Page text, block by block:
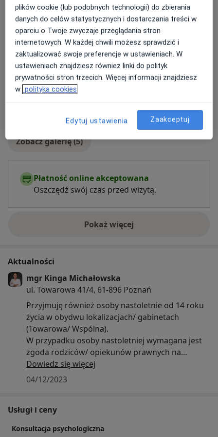
Rodzaje konsultacji
StacjonarneZobacz lokalizacje (2)
Konsultacje onlineZobacz kalendarz online
Zdjęcia i filmy
Zobacz galerię (5)
Płatność online akceptowana
Oszczędź swój czas przed wizytą.
Pokaż więcejo doświadczeniu
Aktualności
mgr Kinga Michałowska
ul. Towarowa 41/4, 61-896 Poznań
Przyjmuję również osoby nastoletnie od 14 roku
życia w obydwu lokalizacjach/ gabinetach
(Towarowa/ Wspólna).
W przypadku osoby nastoletniej wymagana jest
zgoda rodziców/ opiekunów prawnych na
rozpoczęcie psychoterapii na piśmie, a od 16 roku
życia również zgoda osoby nastoletniej.
gabinecie).
Dowiedz się więcej
04/12/2023
Usługi i ceny
Konsultacja psychologiczna
plików cookie (lub podobnych technologii) do zbierania
danych do celów statystycznych i dostarczania treści w
oparciu o Twoje zwyczaje przeglądania stron
internetowych. W każdej chwili możesz sprawdzić i
zaktualizować swoje preferencje w ustawieniach. W
ustawieniach znajdziesz również linki do polityk
prywatności stron trzecich. Więcej informacji znajdziesz
w polityka cookies
Edytuj ustawienia Zaakceptuj